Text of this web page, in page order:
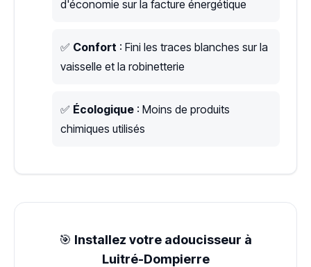
d'économie sur la facture énergétique
✅ Confort : Fini les traces blanches sur la
vaisselle et la robinetterie
✅ Écologique : Moins de produits
chimiques utilisés
🎯 Installez votre adoucisseur à
Luitré-Dompierre